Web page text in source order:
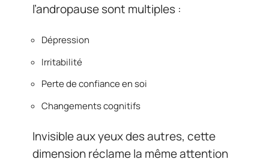
l’andropause sont multiples :
Dépression
Irritabilité
Perte de confiance en soi
Changements cognitifs
Invisible aux yeux des autres, cette
dimension réclame la même attention